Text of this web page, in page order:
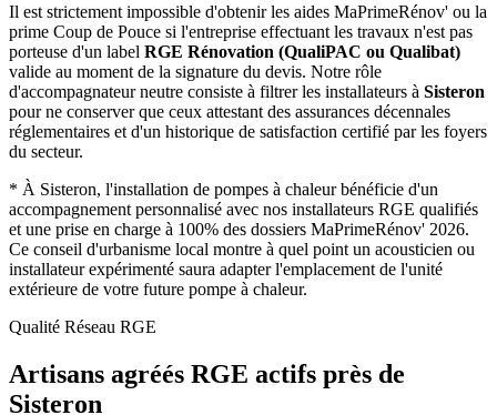
Il est strictement impossible d'obtenir les aides MaPrimeRénov' ou la
prime Coup de Pouce si l'entreprise effectuant les travaux n'est pas
porteuse d'un label RGE Rénovation (QualiPAC ou Qualibat)
valide au moment de la signature du devis. Notre rôle
d'accompagnateur neutre consiste à filtrer les installateurs à Sisteron
pour ne conserver que ceux attestant des assurances décennales
réglementaires et d'un historique de satisfaction certifié par les foyers
du secteur.
* À Sisteron, l'installation de pompes à chaleur bénéficie d'un
accompagnement personnalisé avec nos installateurs RGE qualifiés
et une prise en charge à 100% des dossiers MaPrimeRénov' 2026.
Ce conseil d'urbanisme local montre à quel point un acousticien ou
installateur expérimenté saura adapter l'emplacement de l'unité
extérieure de votre future pompe à chaleur.
Qualité Réseau RGE
Artisans agréés RGE actifs près de
Sisteron